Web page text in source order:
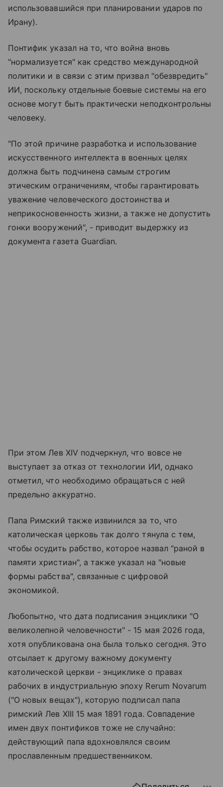
использовавшийся при планировании ударов по
Ирану).
Понтифик указал на то, что война вновь
"нормализуется" как средство международной
политики и в связи с этим призвал "обезвредить"
ИИ, поскольку отдельные боевые системы на его
основе могут быть практически неподконтрольны
человеку.
"По этой причине разработка и использование
искусственного интеллекта в военных целях
должна быть подчинена самым строгим
этическим ограничениям, чтобы гарантировать
уважение человеческого достоинства и
неприкосновенность жизни, а также не допустить
гонки вооружений", - приводит выдержку из
документа газета Guardian.
При этом Лев XIV подчеркнул, что вовсе не
выступает за отказ от технологии ИИ, однако
отметил, что необходимо обращаться с ней
предельно аккуратно.
Папа Римский также извинился за то, что
католическая церковь так долго тянула с тем,
чтобы осудить рабство, которое назвал "раной в
памяти христиан", а также указал на "новые
формы рабства", связанные с цифровой
экономикой.
Любопытно, что дата подписания энциклики "О
великолепной человечности" - 15 мая 2026 года,
хотя опубликована она была только сегодня. Это
отсылает к другому важному документу
католической церкви - энциклике о правах
рабочих в индустриальную эпоху Rerum Novarum
("О новых вещах"), которую подписал папа
римский Лев XIII 15 мая 1891 года. Совпадение
имен двух понтификов тоже не случайно:
действующий папа вдохновлялся своим
прославленным предшественником.